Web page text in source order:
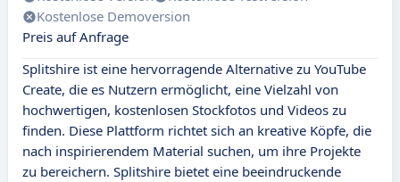
Kostenlose Demoversion
Preis auf Anfrage
Splitshire ist eine hervorragende Alternative zu YouTube
Create, die es Nutzern ermöglicht, eine Vielzahl von
hochwertigen, kostenlosen Stockfotos und Videos zu
finden. Diese Plattform richtet sich an kreative Köpfe, die
nach inspirierendem Material suchen, um ihre Projekte
zu bereichern. Splitshire bietet eine beeindruckende